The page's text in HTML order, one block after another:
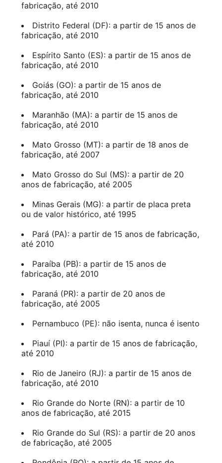
fabricação, até 2010
Distrito Federal (DF): a partir de 15 anos de
fabricação, até 2010
Espírito Santo (ES): a partir de 15 anos de
fabricação, até 2010
Goiás (GO): a partir de 15 anos de
fabricação, até 2010
Maranhão (MA): a partir de 15 anos de
fabricação, até 2010
Mato Grosso (MT): a partir de 18 anos de
fabricação, até 2007
Mato Grosso do Sul (MS): a partir de 20
anos de fabricação, até 2005
Minas Gerais (MG): a partir de placa preta
ou de valor histórico, até 1995
Pará (PA): a partir de 15 anos de fabricação,
até 2010
Paraíba (PB): a partir de 15 anos de
fabricação, até 2010
Paraná (PR): a partir de 20 anos de
fabricação, até 2005
Pernambuco (PE): não isenta, nunca é isento
Piauí (PI): a partir de 15 anos de fabricação,
até 2010
Rio de Janeiro (RJ): a partir de 15 anos de
fabricação, até 2010
Rio Grande do Norte (RN): a partir de 10
anos de fabricação, até 2015
Rio Grande do Sul (RS): a partir de 20 anos
de fabricação, até 2005